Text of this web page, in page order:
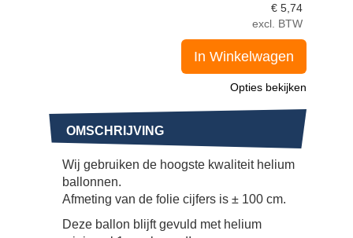
€ 5,74
excl. BTW
In Winkelwagen
Opties bekijken
OMSCHRIJVING
Wij gebruiken de hoogste kwaliteit helium
ballonnen.
Afmeting van de folie cijfers is ± 100 cm.
Deze ballon blijft gevuld met helium